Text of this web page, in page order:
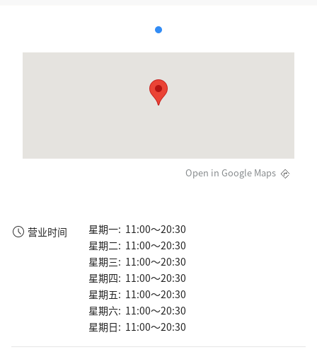
Open in Google Maps
营业时间
星期一: 11:00～20:30
星期二: 11:00～20:30
星期三: 11:00～20:30
星期四: 11:00～20:30
星期五: 11:00～20:30
星期六: 11:00～20:30
星期日: 11:00～20:30